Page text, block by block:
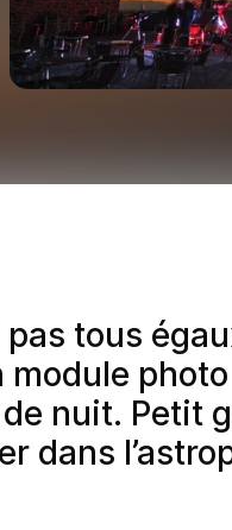
tous
module
nuit. Petit
dans